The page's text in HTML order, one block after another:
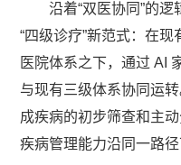
沿着“双医协同”的
“四级诊疗”新范式：在
医院体系之下，通过 AI
与现有三级体系协同运
成疾病的初步筛查和主
疾病管理能力沿同一路